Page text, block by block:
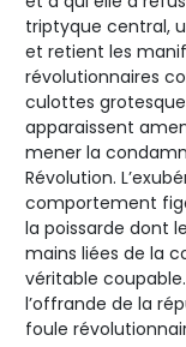
triptyque central,
et retient les
révolutionnaires
culottes
apparaissent
mener la
Révolution.
comportement
la poissarde dont
mains liées de la
véritable
l’offrande de la
foule